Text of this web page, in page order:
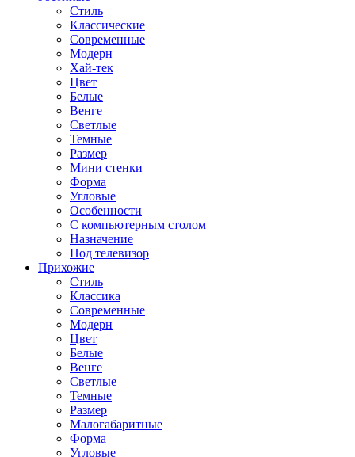
Стиль
Классические
Современные
Модерн
Хай-тек
Цвет
Белые
Венге
Светлые
Темные
Размер
Мини стенки
Форма
Угловые
Особенности
С компьютерным столом
Назначение
Под телевизор
Прихожие
Стиль
Классика
Современные
Модерн
Цвет
Белые
Венге
Светлые
Темные
Размер
Малогабаритные
Форма
Угловые